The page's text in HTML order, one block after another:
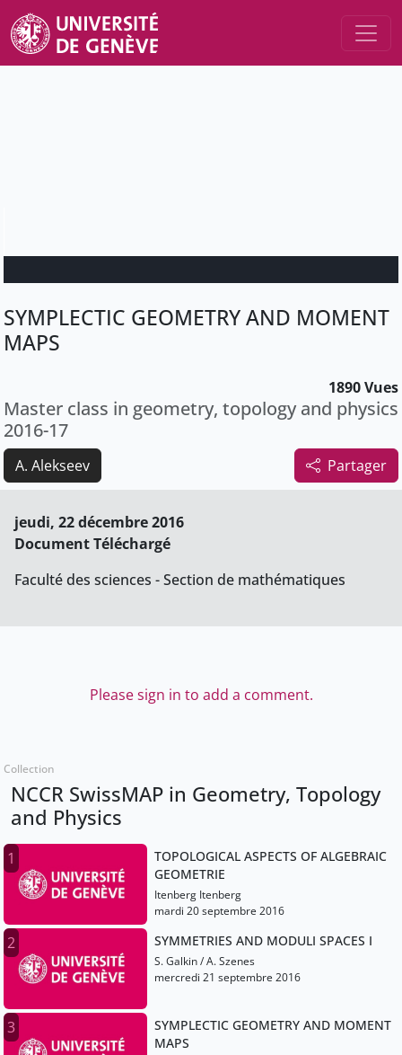
SYMPLECTIC GEOMETRY AND MOMENT
MAPS
1890 Vues
Master class in geometry, topology and physics
2016-17
Partager
A. Alekseev
jeudi, 22 décembre 2016
Document Téléchargé
Faculté des sciences - Section de mathématiques
Please sign in to add a comment.
Collection
NCCR SwissMAP in Geometry, Topology
and Physics
1
TOPOLOGICAL ASPECTS OF ALGEBRAIC
GEOMETRIE
Itenberg Itenberg
mardi 20 septembre 2016
2 SYMMETRIES AND MODULI SPACES I
S. Galkin / A. Szenes
mercredi 21 septembre 2016
3
SYMPLECTIC GEOMETRY AND MOMENT
MAPS